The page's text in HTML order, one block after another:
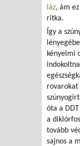
láz, ám
ritka.
Így a
kényelmi
rovarokat
óta a
a
tovább
sajnos a